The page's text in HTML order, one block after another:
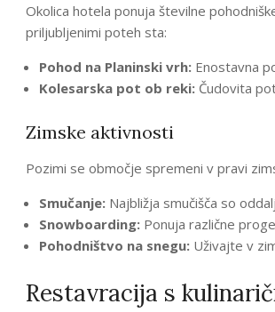
Okolica hotela ponuja številne
priljubljenimi poteh sta:
Pohod na Planinski vrh: Enostavna
Kolesarska pot ob reki: Čudovita
Zimske aktivnosti
Pozimi se območje spremeni v pravi
Smučanje: Najbližja smučišča so
Snowboarding: Ponuja različne
Pohodništvo na snegu: Uživajte v
Restavracija s